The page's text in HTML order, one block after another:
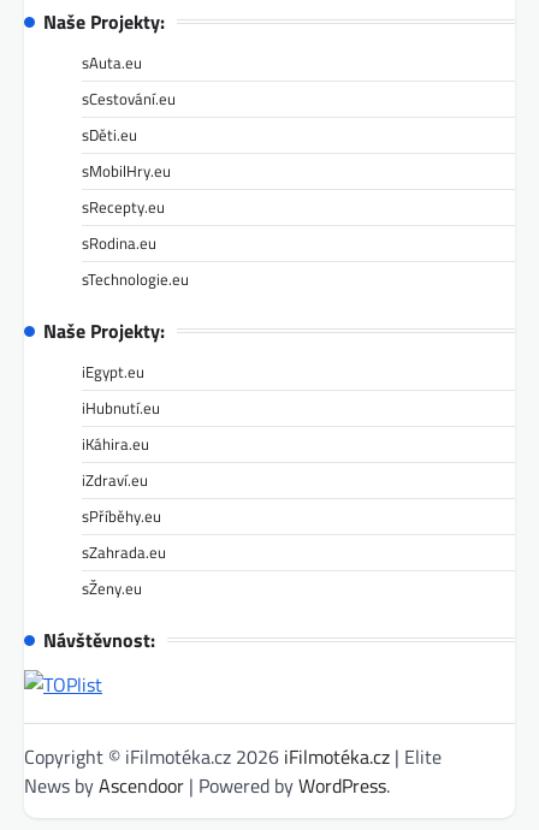
Naše Projekty:
sAuta.eu
sCestování.eu
sDěti.eu
sMobilHry.eu
sRecepty.eu
sRodina.eu
sTechnologie.eu
Naše Projekty:
iEgypt.eu
iHubnutí.eu
iKáhira.eu
iZdraví.eu
sPříběhy.eu
sZahrada.eu
sŽeny.eu
Návštěvnost:
Copyright © iFilmotéka.cz 2026 iFilmotéka.cz | Elite
News byAscendoor | Powered byWordPress.